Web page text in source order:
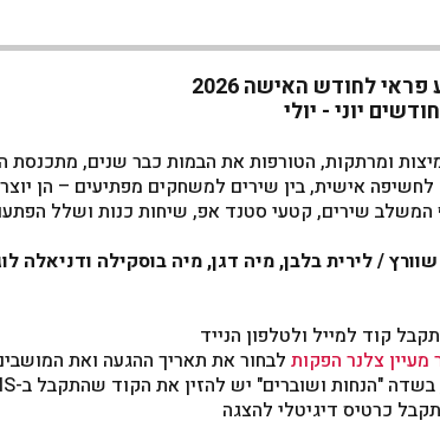
לחודש האישה 2026
יוני - יולי
ומרתקות, הטורפות את הבמות כבר שנים,
לחשיפה אישית, בין שירים למשחקים מפתיעים – הן
המשלב שירים, קטעי סטנד אפ, שיחות כנות ושלל
/ לירית בלבן, מיה דגן, מיה בוסקילה ודניאלה
מעיין צלנר הפקות לבחור את תאריך ההגעה ואת